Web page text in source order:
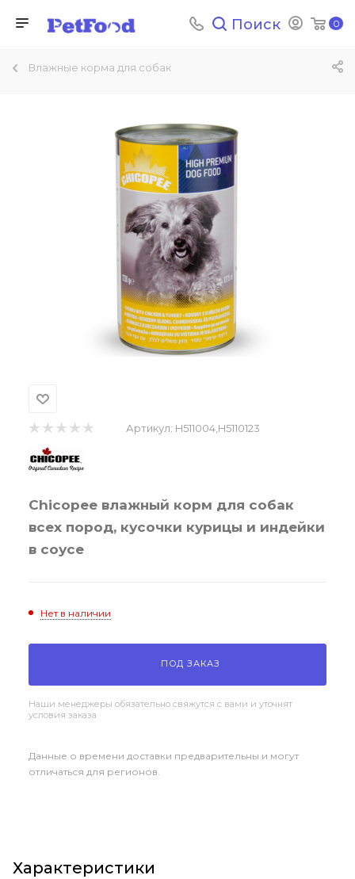
0
Поиск
Влажные корма для собак
Артикул: H511004,H5110123
Chicopee влажный корм для собак
всех пород, кусочки курицы и индейки
в соусе
Нет в наличии
ПОД ЗАКАЗ
Наши менеджеры обязательно свяжутся с вами и уточнят
условия заказа
Данные о времени доставки предварительны и могут
отличаться для регионов.
Характеристики